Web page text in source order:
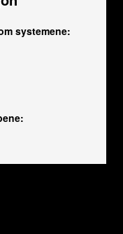
systemene: